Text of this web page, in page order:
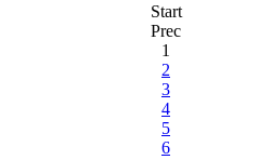
Start
Prec
1
2
3
4
5
6